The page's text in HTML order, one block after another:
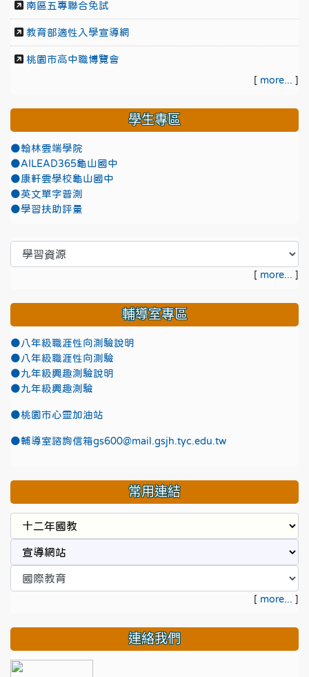
南區五專聯合免試
教育部適性入學宣導網
桃園市高中職博覽會
[ more... ]
學生專區
●翰林雲端學院
●AILEAD365龜山國中
●康軒雲學校龜山國中
●英文單字普測
●學習扶助評量
[ more... ]
輔導室專區
●八年級職涯性向測驗說明
●八年級職涯性向測驗
●九年級興趣測驗說明
●九年級興趣測驗
●桃園市心靈加油站
●輔導室諮詢信箱gs600@mail.gsjh.tyc.edu.tw
常用連結
[ more... ]
連絡我們